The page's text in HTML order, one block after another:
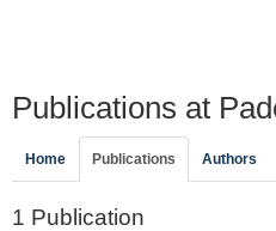
Publications at
Home Publications Authors
1 Publication